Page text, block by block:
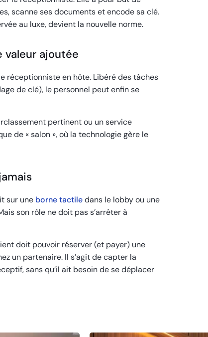
scanne ses documents et encode sa clé.
au luxe, devient la nouvelle norme.
valeur ajoutée
réceptionniste en hôte. Libéré des tâches
de clé), le personnel peut enfin se
pertinent ou un service
de « salon », où la technologie gère le
sur une borne tactiledans le lobby ou une
son rôle ne doit pas s’arrêter à
doit pouvoir réserver (et payer) une
un partenaire. Il s’agit de capter la
sans qu’il ait besoin de se déplacer